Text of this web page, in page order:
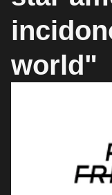
world"